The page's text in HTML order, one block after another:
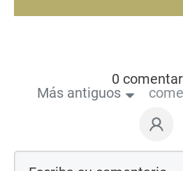
0
Más antiguos